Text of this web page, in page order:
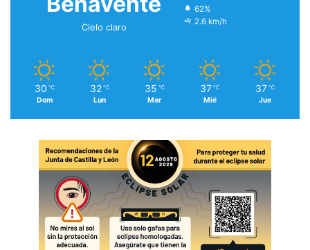
Cielo claro
62%
2.6 km/h
30 ℃
Dom
32 ℃
Lun
35 ℃
Mar
37 ℃
Mié
37 ℃
Jue